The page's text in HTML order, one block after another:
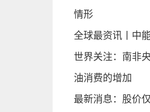
情形
全球最资讯丨中
世界关注：南非
油消费的增加
最新消息：股价